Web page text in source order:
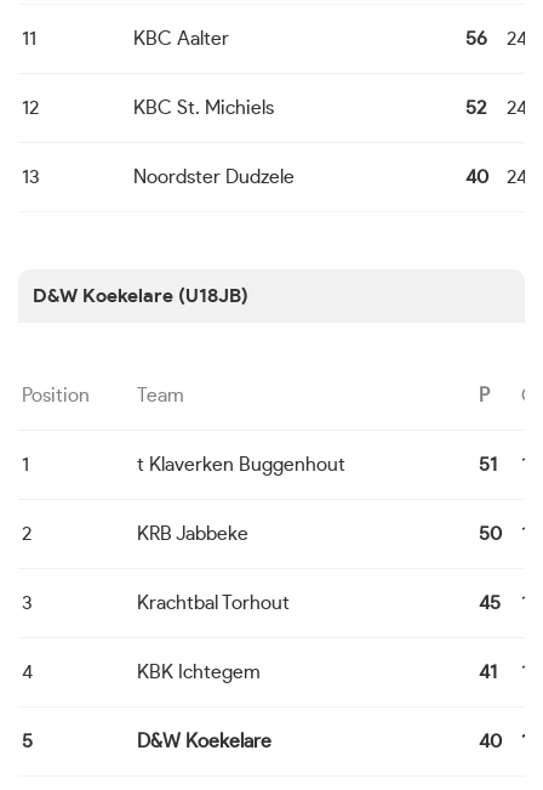
11 KBC Aalter 56 24
12 KBC St. Michiels 52 24
13 Noordster Dudzele 40 24
D&W Koekelare (U18JB)
Position Team P G
1 t Klaverken Buggenhout 51 14
2 KRB Jabbeke 50 14
3 Krachtbal Torhout 45 14
4 KBK Ichtegem 41 14
5 D&W Koekelare 40 14